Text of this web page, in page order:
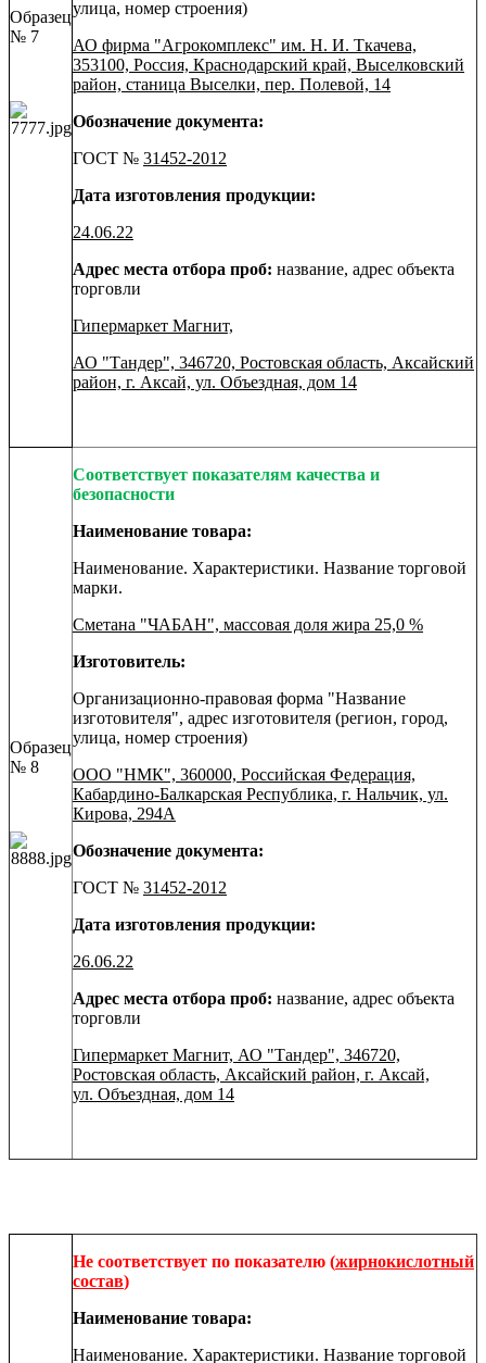
Образец
№ 7
улица, номер строения)
АО фирма "Агрокомплекс" им. Н. И. Ткачева,
353100, Россия, Краснодарский край, Выселковский
район, станица Выселки, пер. Полевой, 14
Обозначение документа:
ГОСТ № 31452-2012
Дата изготовления продукции:
24.06.22
Адрес места отбора проб: название, адрес объекта
торговли
Гипермаркет Магнит,
АО "Тандер", 346720, Ростовская область, Аксайский
район, г. Аксай, ул. Объездная, дом 14
Образец
№ 8
Соответствует показателям качества и
безопасности
Наименование товара:
Наименование. Характеристики. Название торговой
марки.
Сметана "ЧАБАН", массовая доля жира 25,0 %
Изготовитель:
Организационно-правовая форма "Название
изготовителя", адрес изготовителя (регион, город,
улица, номер строения)
ООО "НМК", 360000, Российская Федерация,
Кабардино-Балкарская Республика, г. Нальчик, ул.
Кирова, 294А
Обозначение документа:
ГОСТ № 31452-2012
Дата изготовления продукции:
26.06.22
Адрес места отбора проб: название, адрес объекта
торговли
Гипермаркет Магнит, АО "Тандер", 346720,
Ростовская область, Аксайский район, г. Аксай,
ул. Объездная, дом 14
Не соответствует по показателю (жирнокислотный
состав)
Наименование товара:
Наименование. Характеристики. Название торговой